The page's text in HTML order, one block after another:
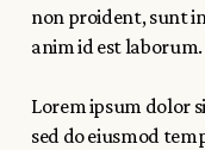
non proident, sunt
anim id est laborum.
Lorem ipsum dolor
sed do eiusmod